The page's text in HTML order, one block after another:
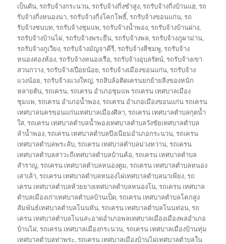
เป็นตัน,รถรับจ้างกระนวน,รถรับจ้างกิ่งซำสูง,รถรับจ้างกิ่งบ้านแฮ,รถ
รับจ้างกิ่งหนองนา,รถรับจ้างกิ่งโคกโพธิ์,รถรับจ้างขอนแก่น,รถ
รับจ้างชนบท,รถรับจ้างชุมแพ,รถรับจ้างน้ำพอง,รถรับจ้างบ้านฝาง,
รถรับจ้างบ้านไผ่,รถรับจ้างพระยืน,รถรับจ้างพล,รถรับจ้างภูผาม่าน,
รถรับจ้างภูเวียง,รถรับจ้างมัญจาคีรี,รถรับจ้างสีชมพู,รถรับจ้าง
หนองสองห้อง,รถรับจ้างหนองเรือ,รถรับจ้างอุบลรัตน์,รถรับจ้างเขา
สวนกวาง,รถรับจ้างเปือยน้อย,รถรับจ้างเมืองขอนแก่น,รถรับจ้าง
แวงน้อย,รถรับจ้างแวงใหญ่,รถสิบล้อติดเครนยกย้ายสิ่งของหนัก
หลายตัน,รถเครน,รถเครน อำเภอชุมแพ รถเครน เทศบาลเมือง
ชุมแพ,รถเครน อำเภอน้ำพอง,รถเครน อำเภอเมืองขอนแก่น รถเครน
เทศบาลนครขอนแก่นเทศบาลเมืองศิลา,รถเครน เทศบาลตำบลกุดน้ำ
ใส,รถเครน เทศบาลตำบลน้ำพองเทศบาลตำบลวังชัยเทศบาลตำบล
ลำน้ำพอง,รถเครน เทศบาลตำบลบึงเนียมอำเภอกระนวน,รถเครน
เทศบาลตำบลพระลับ,รถเครน เทศบาลตำบลม่วงหวาน,รถเครน
เทศบาลตำบลสาวะถีเทศบาลตำบลบ้านค้อ,รถเครน เทศบาลตำบล
สำราญ,รถเครน เทศบาลตำบลหนองตูม,รถเครน เทศบาลตำบลหนอง
เสาเล้า,รถเครน เทศบาลตำบลหนองไผ่เทศบาลตำบลนาเพียง,รถ
เครน เทศบาลตำบลห้วยยางเทศบาลตำบลหนองโน,รถเครน เทศบาล
ตำบลเมืองเก่าเทศบาลตำบลบ้านเป็ด,รถเครน เทศบาลตำบลโคกสูง
สัมพันธ์เทศบาลตำบลโนนหัน,รถเครน เทศบาลตำบลโนนท่อน,รถ
เครน เทศบาลตำบลโนนสะอาดอำเภอพลเทศบาลเมืองเมืองพลอำเภอ
บ้านไผ่,รถเครน เทศบาลเมืองกระนวน,รถเครน เทศบาลเมืองบ้านทุ่ม
เทศบาลตำบลท่าพระ,รถเครน เทศบาลเมืองบ้านไผ่เทศบาลตำบลใน